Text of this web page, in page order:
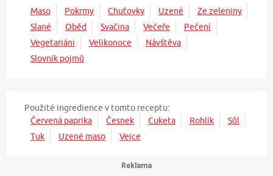
Maso Pokrmy Chuťovky Uzené
Ze zeleniny
Slané
Oběd Svačina Večeře
Pečení
Vegetariáni
Velikonoce
Návštěva
Slovník pojmů
Použité ingredience v tomto receptu:
Červená paprika
Česnek Cuketa Rohlík
Sůl
Tuk
Uzené maso Vejce